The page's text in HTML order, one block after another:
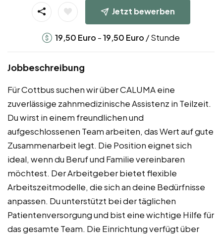
Jetzt bewerben
19,50 Euro -19,50 Euro / Stunde
Jobbeschreibung
Für Cottbus suchen wir über CALUMA eine
zuverlässige zahnmedizinische Assistenz in Teilzeit.
Du wirst in einem freundlichen und
aufgeschlossenen Team arbeiten, das Wert auf gute
Zusammenarbeit legt. Die Position eignet sich
ideal, wenn du Beruf und Familie vereinbaren
möchtest. Der Arbeitgeber bietet flexible
Arbeitszeitmodelle, die sich an deine Bedürfnisse
anpassen. Du unterstützt bei der täglichen
Patientenversorgung und bist eine wichtige Hilfe für
das gesamte Team. Die Einrichtung verfügt über